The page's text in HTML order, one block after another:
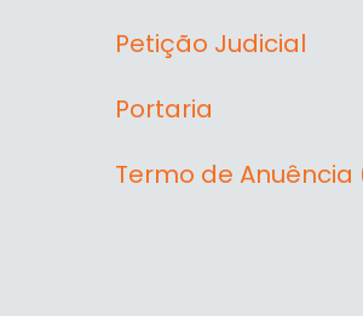
Petição Judicial
Portaria
Termo de